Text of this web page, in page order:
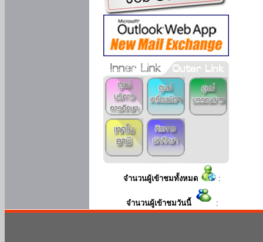
จำนวนผู้เข้าชมทั้งหมด :
จำนวนผู้เข้าชมวันนี้ :